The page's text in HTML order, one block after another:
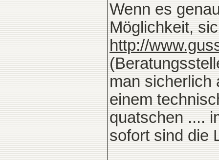
Wenn es
Möglichkeit,
http://
man sicherlich
einem
quatschen ....
sofort sind die